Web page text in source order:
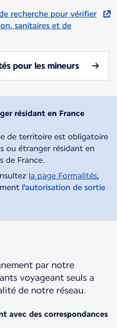
recherche pour vérifier
sanitaires et de
pour les mineurs
résidant en France
de territoire est obligatoire
ou étranger résidant en
la page Formalités,
l'autorisation de sortie
par notre
voyageant seuls a
de notre réseau.
avec des correspondances